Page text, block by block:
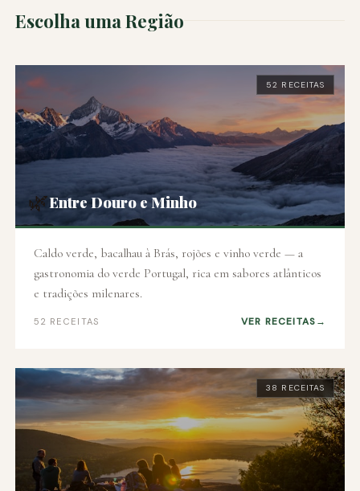
Escolha uma Região
52 RECEITAS
🌿Entre Douro e Minho
Caldo verde, bacalhau à Brás, rojões e vinho verde — a
gastronomia do verde Portugal, rica em sabores atlânticos
e tradições milenares.
52 RECEITAS VER RECEITAS
38 RECEITAS